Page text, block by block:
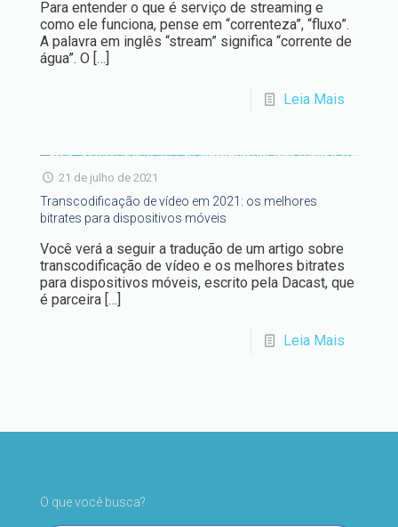
Para entender o que é serviço de streaming e
como ele funciona, pense em “correnteza”, “fluxo”.
A palavra em inglês “stream” significa “corrente de
água”. O […]
Leia Mais
21 de julho de 2021
Transcodificação de vídeo em 2021: os melhores
bitrates para dispositivos móveis
Você verá a seguir a tradução de um artigo sobre
transcodificação de vídeo e os melhores bitrates
para dispositivos móveis, escrito pela Dacast, que
é parceira […]
Leia Mais
O que você busca?